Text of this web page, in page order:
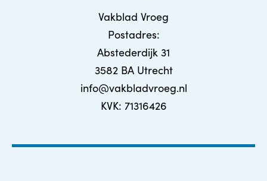
Vakblad Vroeg
Postadres:
Abstederdijk 31
3582 BA Utrecht
info@vakbladvroeg.nl
KVK: 71316426